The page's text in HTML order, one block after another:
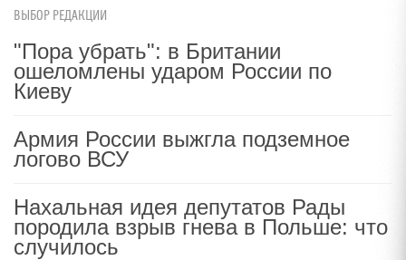
ВЫБОР РЕДАКЦИИ
"Пора убрать": в Британии
ошеломлены ударом России по
Киеву
Армия России выжгла подземное
логово ВСУ
Нахальная идея депутатов Рады
породила взрыв гнева в Польше: что
случилось